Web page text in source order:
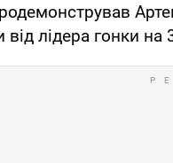
від лідера гонки на